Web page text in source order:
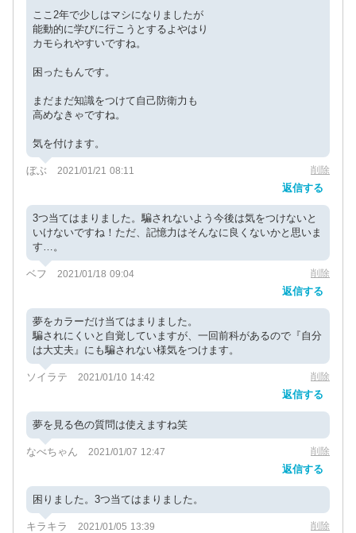
ここ2年で少しはマシになりましたが
能動的に学びに行こうとするよやはり
カモられやすいですね。
困ったもんです。
まだまだ知識をつけて自己防衛力も
高めなきゃですね。
気を付けます。
ぼぶ 2021/01/21 08:11 削除
返信する
3つ当てはまりました。騙されないよう今後は気をつけないと
いけないですね！ただ、記憶力はそんなに良くないかと思いま
す…。
ベフ 2021/01/18 09:04 削除
返信する
夢をカラーだけ当てはまりました。
騙されにくいと自覚していますが、一回前科があるので『自分
は大丈夫』にも騙されない様気をつけます。
ソイラテ 2021/01/10 14:42 削除
返信する
夢を見る色の質問は使えますね笑
なべちゃん 2021/01/07 12:47 削除
返信する
困りました。3つ当てはまりました。
キラキラ 2021/01/05 13:39 削除